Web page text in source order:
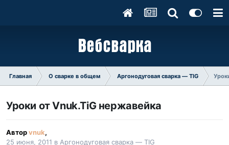
Главная О сварке в общем Аргонодуговая сварка — TIG
Уроки от Vnuk.TiG нержавейка
Авторvnuk,
25 июня, 2011 в Аргонодуговая сварка — TIG